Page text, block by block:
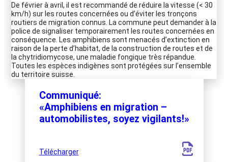
De février à avril, il est recommandé de réduire la vitesse (< 30
km/h) sur les routes concernées ou d’éviter les tronçons
routiers de migration connus. La commune peut demander à la
police de signaliser temporairement les routes concernées en
conséquence. Les amphibiens sont menacés d’extinction en
raison de la perte d’habitat, de la construction de routes et de
la chytridiomycose, une maladie fongique très répandue.
Toutes les espèces indigènes sont protégées sur l’ensemble
du territoire suisse.
Communiqué:
«Amphibiens en migration –
automobilistes, soyez vigilants!»
Télécharger